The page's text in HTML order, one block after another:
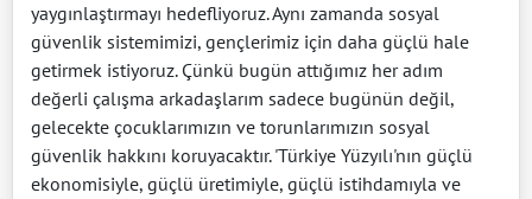
yaygınlaştırmayı hedefliyoruz. Aynı zamanda sosyal
güvenlik sistemimizi, gençlerimiz için daha güçlü hale
getirmek istiyoruz. Çünkü bugün attığımız her adım
değerli çalışma arkadaşlarım sadece bugünün değil,
gelecekte çocuklarımızın ve torunlarımızın sosyal
güvenlik hakkını koruyacaktır. 'Türkiye Yüzyılı'nın güçlü
ekonomisiyle, güçlü üretimiyle, güçlü istihdamıyla ve